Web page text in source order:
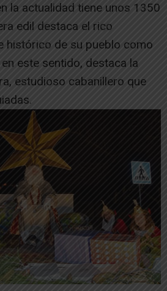
la actualidad tiene unos 1350
edil destaca el rico
histórico de su pueblo como
este sentido, destaca la
estudioso cabanillero que